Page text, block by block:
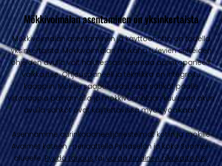
Mökkivoimalan asentaminen on yksinkertaista
Mökkivoimalan asentaminen ja käyttöönotto on todella
yksinkertaista. Mökkivoimalan mukana tulevien selkeiden
ohjeiden avulla voit halutessasi asentaa aurinkopaneelit
vaikka itse. Ohjauspaneeli ja tekniikka on integroitu
kaappiin. Mökille saapuessasi saat sähköt päälle
virtanappia painamalla ja mökkivoimalaan kuuluvan akun
avulla sähköt ovat käytettävissä myös yöaikaan.
Asennamme aurinkopaneelijärjestelmät kotiin ja mökille
Avaimet käteen -periaattella Pyhäselän ja koko Suomen
alueelle.Pyydä tarjoustaivaraa ilmainen alkukartoitus.